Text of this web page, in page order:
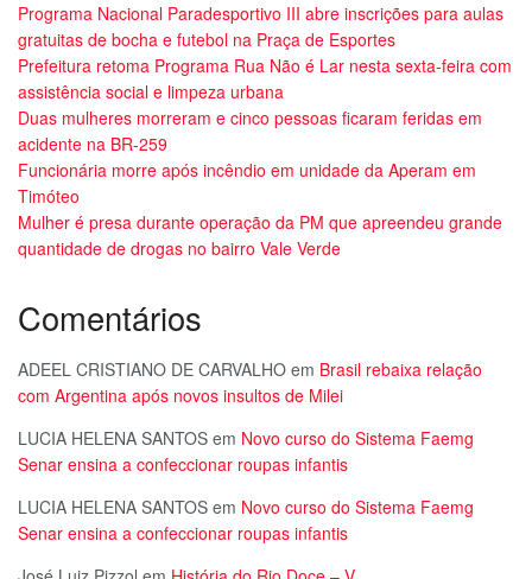
Programa Nacional Paradesportivo III abre inscrições para aulas
gratuitas de bocha e futebol na Praça de Esportes
Prefeitura retoma Programa Rua Não é Lar nesta sexta-feira com
assistência social e limpeza urbana
Duas mulheres morreram e cinco pessoas ficaram feridas em
acidente na BR-259
Funcionária morre após incêndio em unidade da Aperam em
Timóteo
Mulher é presa durante operação da PM que apreendeu grande
quantidade de drogas no bairro Vale Verde
Comentários
ADEEL CRISTIANO DE CARVALHO em Brasil rebaixa relação
com Argentina após novos insultos de Milei
LUCIA HELENA SANTOS em Novo curso do Sistema Faemg
Senar ensina a confeccionar roupas infantis
LUCIA HELENA SANTOS em Novo curso do Sistema Faemg
Senar ensina a confeccionar roupas infantis